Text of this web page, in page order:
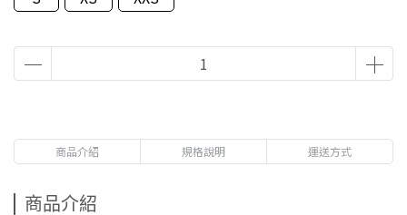
商品介紹 規格說明 運送方式
商品介紹